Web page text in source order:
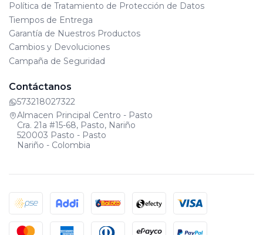
Política de Tratamiento de Protección de Datos
Tiempos de Entrega
Garantía de Nuestros Productos
Cambios y Devoluciones
Campaña de Seguridad
Contáctanos
573218027322
Almacen Principal Centro - Pasto
Cra. 21a #15-68, Pasto, Nariño
520003 Pasto - Pasto
Nariño - Colombia